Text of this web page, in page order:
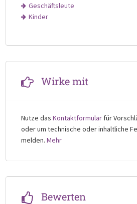
Geschäftsleute
Kinder
Wirke mit
Nutze das Kontaktformularfür
oder um technische oder inhaltliche
melden. Mehr
Bewerten